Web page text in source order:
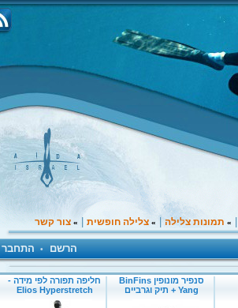
» תמונות צלילה » צלילה חופשית » צור קשר
הרשם • התחבר